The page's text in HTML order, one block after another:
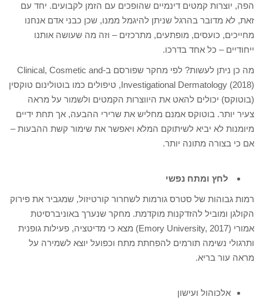
הפה, יוצרות קמטים דינמיים שהופכים עם הזמן לקבועים. יחד עם
זאת, לא מדובר בהרגל שניתן להיגמל ממנו, שכן כבני אדם אנחנו
מחייכים, כועסים, מופתעים, מתרכזים – וזה מה שעושה אותנו
ייחודיים – כל אחד בדרכו.
מה כן ניתן לעשות? לפי מחקר שפורסם ב-Clinical, Cosmetic and
Investigational Dermatology (2018), טיפולים כמו בוטולינום טוקסין
(בוטוקס) יכולים להאט את היווצרות הקמטים ולשמור על מראה
צעיר יותר. בוטוקס אמנם מחליש את שרירי ההבעה, אך תחת ידיים
מיומנות לא יביא לשיתוקם המלא ויאפשר את שימור קשת ההבעות –
אם כי בצורה מתונה יותר.
לחץ ומתח נפשי
רמות גבוהות של סטרס גורמות לשחרור קורטיזול, שמגביר את פירוק
הקולגן ומוביל להזדקנות מוקדמת. מחקר שנערך באוניברסיטת
אמורי (Emory University, 2017) מצא כי מדיטציה, פעילות גופנית
ותרגולי נשימה תורמים להפחתת מתח וכפועל יוצא לשמירה על
מראה עור בריא.
אלכוהול ועישון